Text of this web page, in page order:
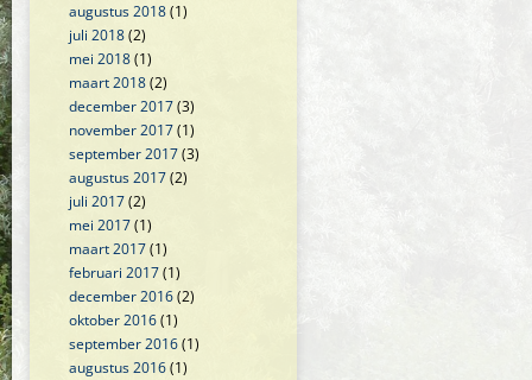
augustus 2018(1)
juli 2018(2)
mei 2018(1)
maart 2018(2)
december 2017(3)
november 2017(1)
september 2017(3)
augustus 2017(2)
juli 2017(2)
mei 2017(1)
maart 2017(1)
februari 2017(1)
december 2016(2)
oktober 2016(1)
september 2016(1)
augustus 2016(1)